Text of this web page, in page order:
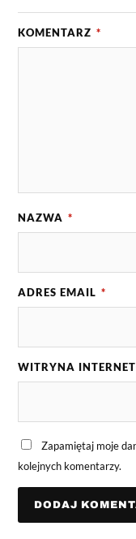
KOMENTARZ *
NAZWA *
ADRES EMAIL *
WITRYNA
Zapamiętaj moje
kolejnych komentarzy.